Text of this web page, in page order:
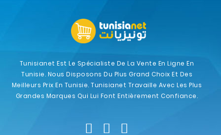
Tunisianet Est Le Spécialiste De La Vente En Ligne En
Tunisie. Nous Disposons Du Plus Grand Choix Et Des
Meilleurs Prix En Tunisie. Tunisianet Travaille Avec Les Plus
Grandes Marques Qui Lui Font Entièrement Confiance.